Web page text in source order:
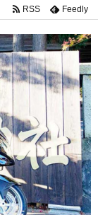
RSS Feedly